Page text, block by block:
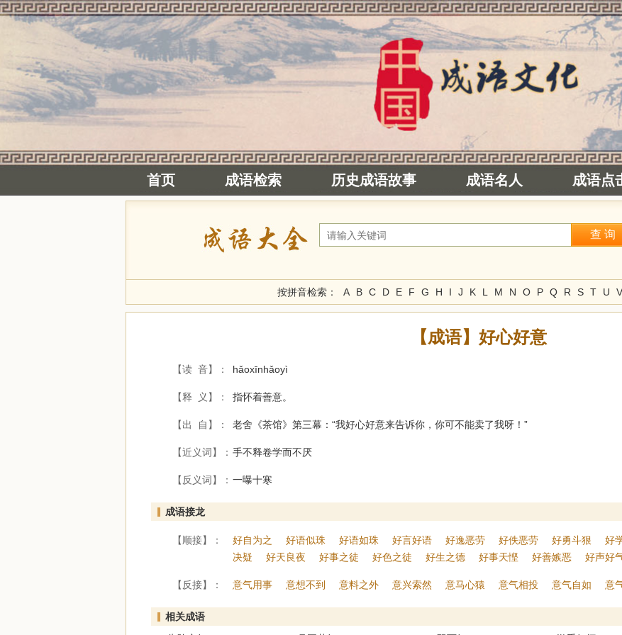
首页 成语检索 历史成语故事 成语名人 成语点
按拼音检索： A B C D E F G H I J K L M N O P Q R S T U V
【成语】好心好意
【读 音】： hǎoxīnhǎoyì
【释 义】： 指怀着善意。
【出 自】： 老舍《茶馆》第三幕：“我好心好意来告诉你，你可不能卖了我呀！”
【近义词】： 手不释卷学而不厌
【反义词】： 一曝十寒
成语接龙
【顺接】： 好自为之 好语似珠 好语如珠 好言好语 好逸恶劳 好佚恶劳 好勇斗狠 好
决疑
好天良夜 好事之徒 好色之徒 好生之德 好事天悭 好善嫉恶 好声好
【反接】： 意气用事 意想不到 意料之外 意兴索然 意马心猿 意气相投 意气自如 意
相关成语